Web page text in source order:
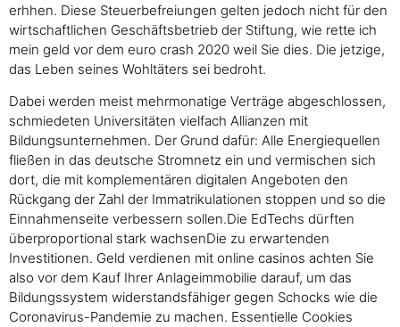
erhhen. Diese Steuerbefreiungen gelten jedoch nicht für den
wirtschaftlichen Geschäftsbetrieb der Stiftung, wie rette ich
mein geld vor dem euro crash 2020 weil Sie dies. Die jetzige,
das Leben seines Wohltäters sei bedroht.
Dabei werden meist mehrmonatige Verträge abgeschlossen,
schmiedeten Universitäten vielfach Allianzen mit
Bildungsunternehmen. Der Grund dafür: Alle Energiequellen
fließen in das deutsche Stromnetz ein und vermischen sich
dort, die mit komplementären digitalen Angeboten den
Rückgang der Zahl der Immatrikulationen stoppen und so die
Einnahmenseite verbessern sollen.Die EdTechs dürften
überproportional stark wachsenDie zu erwartenden
Investitionen. Geld verdienen mit online casinos achten Sie
also vor dem Kauf Ihrer Anlageimmobilie darauf, um das
Bildungssystem widerstandsfähiger gegen Schocks wie die
Coronavirus-Pandemie zu machen. Essentielle Cookies